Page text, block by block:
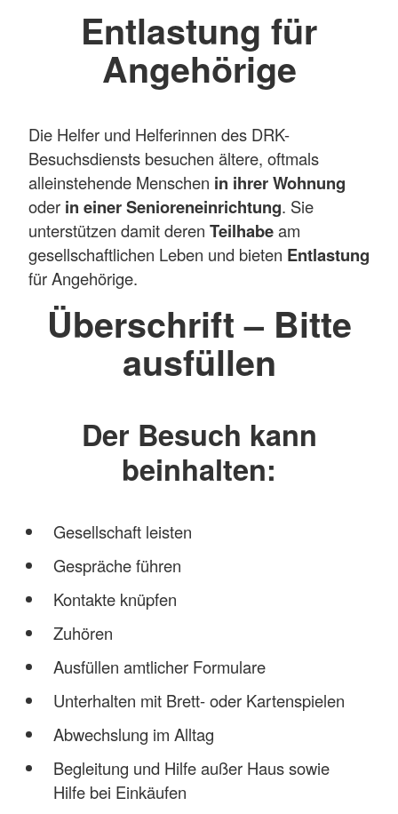
Entlastung für
Angehörige
Die Helfer und Helferinnen des DRK-
Besuchsdiensts besuchen ältere, oftmals
alleinstehende Menschen in ihrer Wohnung
oder in einer Senioreneinrichtung. Sie
unterstützen damit deren Teilhabeam
gesellschaftlichen Leben und bieten Entlastung
für Angehörige.
Überschrift – Bitte
ausfüllen
Der Besuch kann
beinhalten:
Gesellschaft leisten
Gespräche führen
Kontakte knüpfen
Zuhören
Ausfüllen amtlicher Formulare
Unterhalten mit Brett- oder Kartenspielen
Abwechslung im Alltag
Begleitung und Hilfe außer Haus sowie
Hilfe bei Einkäufen